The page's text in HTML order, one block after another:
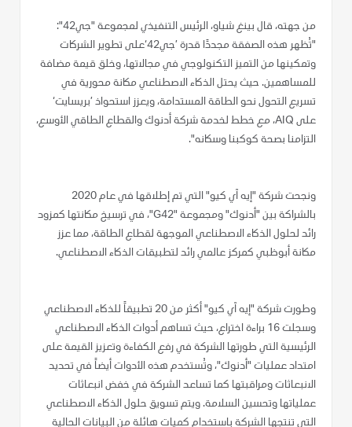
من جهته، قال بينغ شياو، الرئيس التنفيذي لمجموعة "جي42":
"تُظهر هذه الصفقة مجددًا قدرة ’جي42‘على تطوير الشركات
وتمكينها من التميز التكنولوجي في مجالاتها، وخلق قيمة مضافة
للمساهمين. حيث يحتل الذكاء الاصطناعي مكانة محورية في
تسريع التحول نحو الطاقة المستدامة، ويعزز استحواذ ’بريسايت‘
على AIQ، مع خطط لخدمة شركة أدنوك والقطاع الطاقي الأوسع،
التزامنا بصحة كوكبنا وسكانه".
ونجحت شركة "إيه آي كيو" التي تم إطلاقها في عام 2020
بالشراكة بين "أدنوك" ومجموعة "G42"، في ترسيخ مكانتها كمزود
رائد لحلول الذكاء الاصطناعي الموجهة لقطاع الطاقة، مما عزز
مكانة أبوظبي كمركز عالمي رائد لتطبيقات الذكاء الاصطناعي.
وطورت شركة "إيه آي كيو" أكثر من 20 تطبيقاً للذكاء الاصطناعي
وسجلت 16 براءة اختراع، حيث تساهم أدوات الذكاء الاصطناعي
الرئيسية التي طورتها الشركة في رفع الكفاءة وتعزيز القيمة على
امتداد عمليات "أدنوك"، وتُستخدم هذه الأدوات أيضاً في تحديد
الانبعاثات ومراقبتها كما تساعد الشركة في خفض انبعاثات
عملياتها وتحسين السلامة. ويتم تسويق حلول الذكاء الاصطناعي
التي تنتجها الشركة باستخدام كميات هائلة من البيانات الحالية